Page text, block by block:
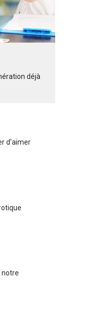
déjà
d'aimer
notre